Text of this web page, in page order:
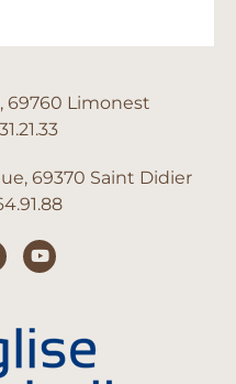
69760 Limonest
69370 Saint Didier